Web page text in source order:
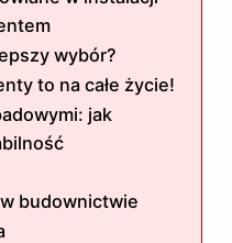
wybór?
to na całe życie!
jak
budownictwie